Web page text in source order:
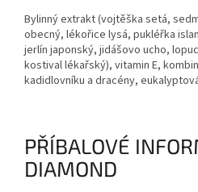
Bylinný extrakt (vojtěška setá,
obecný, lékořice lysá, pukléřka
jerlín japonský, jidášovo ucho,
kostival lékařský), vitamin E,
kadidlovníku a dracény,
PŘÍBALOVÉ
DIAMOND